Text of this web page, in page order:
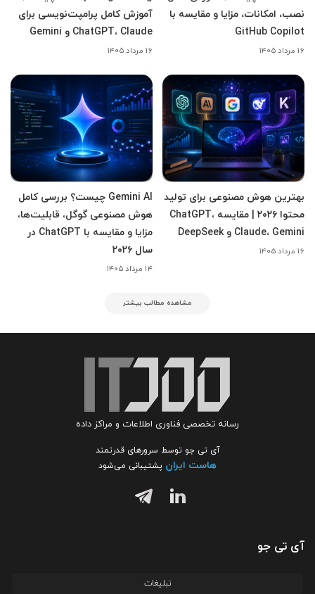
نصب، امکانات، مزایا و مقایسه با
GitHub Copilot
۱۶ مرداد ۱۴۰۵
آموزش کامل پرامپت‌نویسی برای
ChatGPT، Claude و Gemini
۱۶ مرداد ۱۴۰۵
بهترین هوش مصنوعی برای تولید
محتوا ۲۰۲۶ | مقایسه ChatGPT،
Claude، Gemini و DeepSeek
۱۶ مرداد ۱۴۰۵
Gemini AI چیست؟ بررسی کامل
هوش مصنوعی گوگل، قابلیت‌ها،
مزایا و مقایسه با ChatGPT در
سال ۲۰۲۶
۱۴ مرداد ۱۴۰۵
مشاهده مطالب بیشتر
رسانه تخصصی فناوری اطلاعات و مراکز داده
آی تی جو توسط سرورهای قدرتمند
هاست ایران پشتیبانی می‌شود
آی تی جو
تبلیغات